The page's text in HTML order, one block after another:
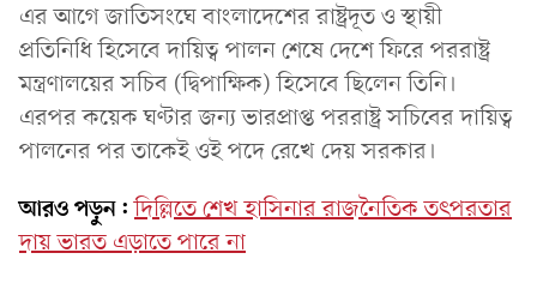
এর আগে জাতিসংঘে বাংলাদেশের রাষ্ট্রদূত ও স্থায়ী
প্রতিনিধি হিসেবে দায়িত্ব পালন শেষে দেশে ফিরে পররাষ্ট্র
মন্ত্রণালয়ের সচিব (দ্বিপাক্ষিক) হিসেবে ছিলেন তিনি।
এরপর কয়েক ঘণ্টার জন্য ভারপ্রাপ্ত পররাষ্ট্র সচিবের দায়িত্ব
পালনের পর তাকেই ওই পদে রেখে দেয় সরকার।
আরও পড়ুন: দিল্লিতে শেখ হাসিনার রাজনৈতিক তৎপরতার
দায় ভারত এড়াতে পারে না